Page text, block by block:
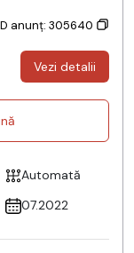
anunț: 305640
Vezi detalii
Automată
07.2022